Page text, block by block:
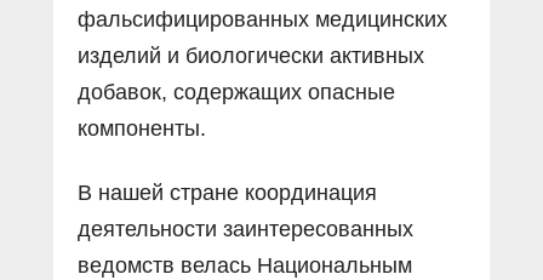
фальсифицированных медицинских
изделий и биологически активных
добавок, содержащих опасные
компоненты.
В нашей стране координация
деятельности заинтересованных
ведомств велась Национальным